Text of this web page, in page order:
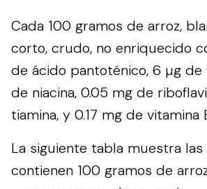
Cada 100 gramos de arroz,
corto, crudo, no enriquecido
de ácido pantoténico, 6 µg de
de niacina, 0.05 mg de
tiamina, y 0.17 mg de vitamina
La siguiente tabla muestra
contienen 100 gramos de